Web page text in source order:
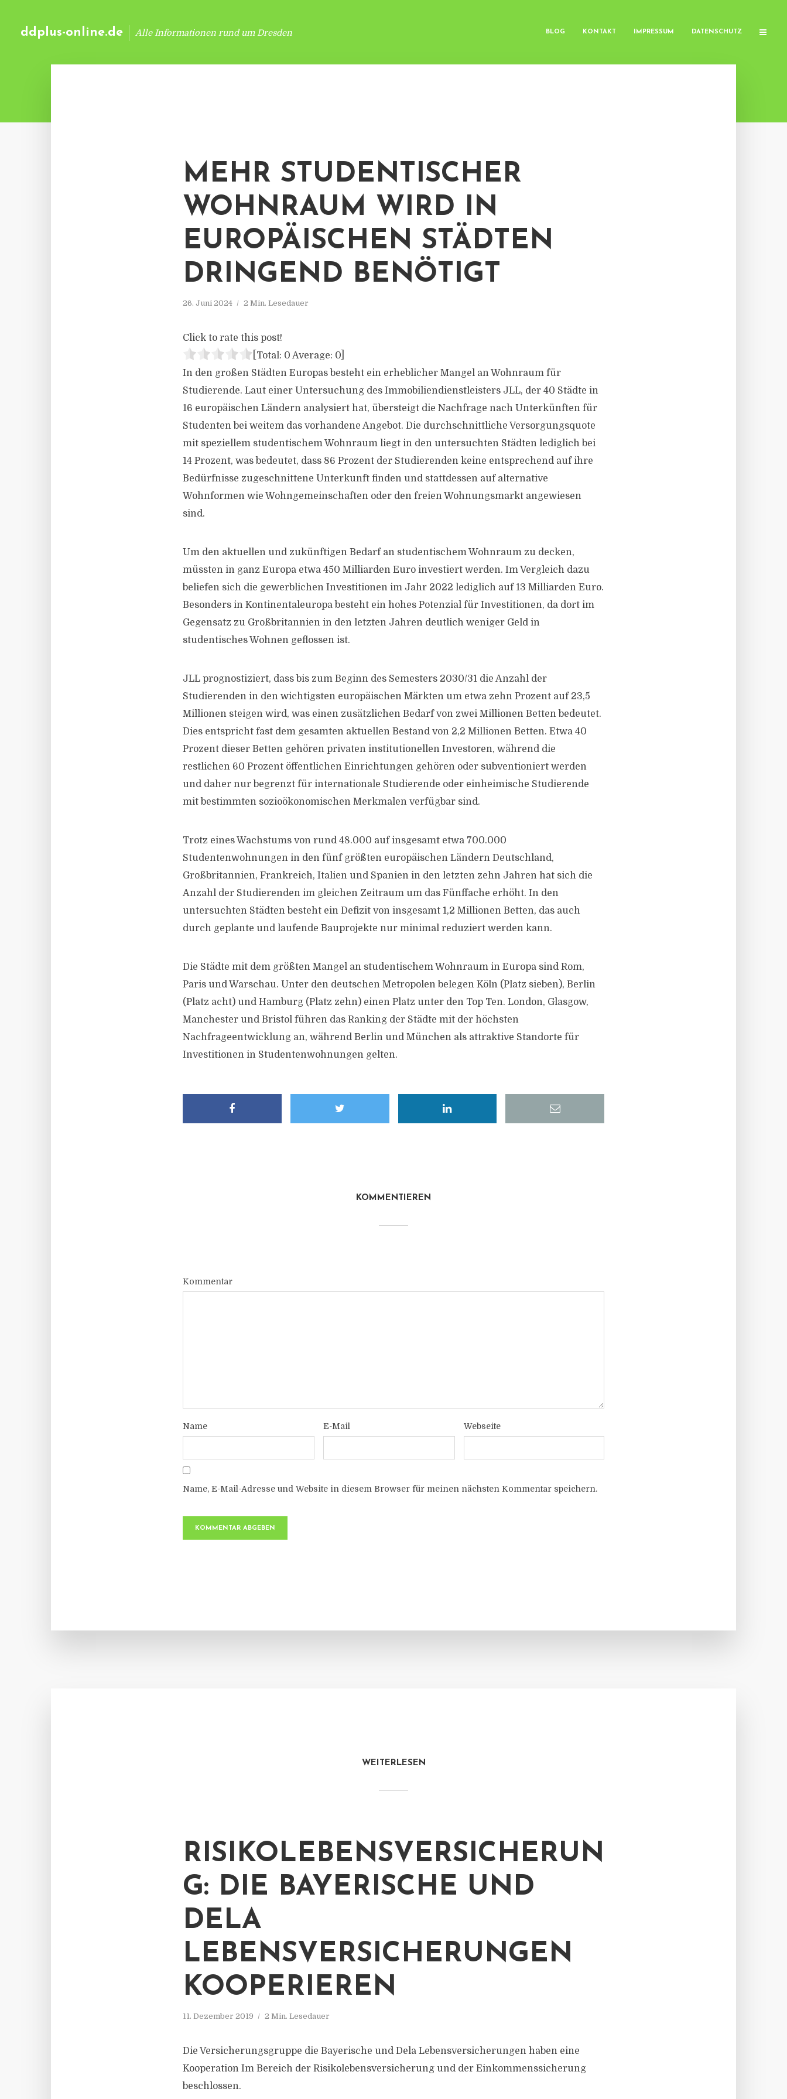
ddplus-online.de Alle Informationen rund um Dresden BLOG KONTAKT IMPRESSUM DATENSCHUTZ
MEHR STUDENTISCHER
WOHNRAUM WIRD IN
EUROPÄISCHEN STÄDTEN
DRINGEND BENÖTIGT
26. Juni 2024 2 Min. Lesedauer
Click to rate this post!
[Total: 0 Average: 0
In den großen Städten Europas besteht ein erheblicher Mangel an Wohnraum für
Studierende. Laut einer Untersuchung des Immobiliendienstleisters JLL, der 40 Städte in
16 europäischen Ländern analysiert hat, übersteigt die Nachfrage nach Unterkünften für
Studenten bei weitem das vorhandene Angebot. Die durchschnittliche Versorgungsquote
mit speziellem studentischem Wohnraum liegt in den untersuchten Städten lediglich bei
14 Prozent, was bedeutet, dass 86 Prozent der Studierenden keine entsprechend auf ihre
Bedürfnisse zugeschnittene Unterkunft finden und stattdessen auf alternative
Wohnformen wie Wohngemeinschaften oder den freien Wohnungsmarkt angewiesen
sind.
Um den aktuellen und zukünftigen Bedarf an studentischem Wohnraum zu decken,
müssten in ganz Europa etwa 450 Milliarden Euro investiert werden. Im Vergleich dazu
beliefen sich die gewerblichen Investitionen im Jahr 2022 lediglich auf 13 Milliarden Euro.
Besonders in Kontinentaleuropa besteht ein hohes Potenzial für Investitionen, da dort im
Gegensatz zu Großbritannien in den letzten Jahren deutlich weniger Geld in
studentisches Wohnen geflossen ist.
JLL prognostiziert, dass bis zum Beginn des Semesters 2030/31 die Anzahl der
Studierenden in den wichtigsten europäischen Märkten um etwa zehn Prozent auf 23,5
Millionen steigen wird, was einen zusätzlichen Bedarf von zwei Millionen Betten bedeutet.
Dies entspricht fast dem gesamten aktuellen Bestand von 2,2 Millionen Betten. Etwa 40
Prozent dieser Betten gehören privaten institutionellen Investoren, während die
restlichen 60 Prozent öffentlichen Einrichtungen gehören oder subventioniert werden
und daher nur begrenzt für internationale Studierende oder einheimische Studierende
mit bestimmten sozioökonomischen Merkmalen verfügbar sind.
Trotz eines Wachstums von rund 48.000 auf insgesamt etwa 700.000
Studentenwohnungen in den fünf größten europäischen Ländern Deutschland,
Großbritannien, Frankreich, Italien und Spanien in den letzten zehn Jahren hat sich die
Anzahl der Studierenden im gleichen Zeitraum um das Fünffache erhöht. In den
untersuchten Städten besteht ein Defizit von insgesamt 1,2 Millionen Betten, das auch
durch geplante und laufende Bauprojekte nur minimal reduziert werden kann.
Die Städte mit dem größten Mangel an studentischem Wohnraum in Europa sind Rom,
Paris und Warschau. Unter den deutschen Metropolen belegen Köln (Platz sieben), Berlin
(Platz acht) und Hamburg (Platz zehn) einen Platz unter den Top Ten. London, Glasgow,
Manchester und Bristol führen das Ranking der Städte mit der höchsten
Nachfrageentwicklung an, während Berlin und München als attraktive Standorte für
Investitionen in Studentenwohnungen gelten.
KOMMENTIEREN
Kommentar
Name E-Mail Webseite
Name, E-Mail-Adresse und Website in diesem Browser für meinen nächsten Kommentar speichern.
WEITERLESEN
RISIKOLEBENSVERSICHERUN
G: DIE BAYERISCHE UND
DELA
LEBENSVERSICHERUNGEN
KOOPERIEREN
11. Dezember 2019 2 Min. Lesedauer
Die Versicherungsgruppe die Bayerische und Dela Lebensversicherungen haben eine
Kooperation Im Bereich der Risikolebensversicherung und der Einkommenssicherung
beschlossen.